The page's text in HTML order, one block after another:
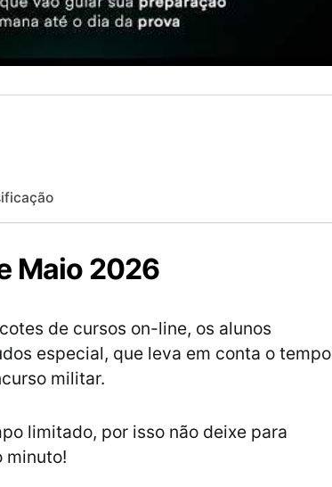
Maio 2026
de cursos on-line, os alunos
especial, que leva em conta o tempo
militar.
limitado, por isso não deixe para
minuto!